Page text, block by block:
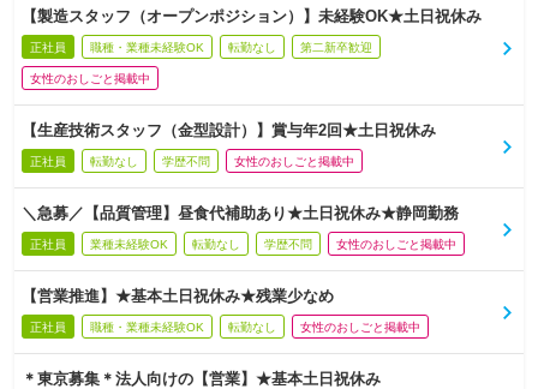
【製造スタッフ（オープンポジション）】未経験OK★土日祝休み
正社員 職種・業種未経験OK 転勤なし 第二新卒歓迎
女性のおしごと掲載中
【生産技術スタッフ（金型設計）】賞与年2回★土日祝休み
正社員 転勤なし 学歴不問 女性のおしごと掲載中
＼急募／【品質管理】昼食代補助あり★土日祝休み★静岡勤務
正社員 業種未経験OK 転勤なし 学歴不問 女性のおしごと掲載中
【営業推進】★基本土日祝休み★残業少なめ
正社員 職種・業種未経験OK 転勤なし 女性のおしごと掲載中
＊東京募集＊法人向けの【営業】★基本土日祝休み